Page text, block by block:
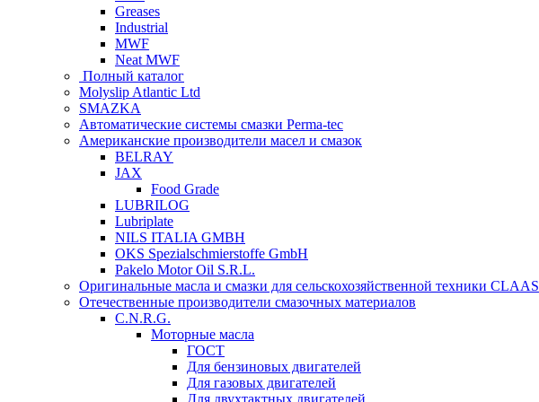
Greases
Industrial
MWF
Neat MWF
Полный каталог
Molyslip Atlantic Ltd
SMAZKA
Автоматические системы смазки Perma-tec
Американские производители масел и смазок
BELRAY
JAX
Food Grade
LUBRILOG
Lubriplate
NILS ITALIA GMBH
OKS Spezialschmierstoffe GmbH
Pakelo Motor Oil S.R.L.
Оригинальные масла и смазки для сельскохозяйственной техники CLAAS
Отечественные производители смазочных материалов
C.N.R.G.
Моторные масла
ГОСТ
Для бензиновых двигателей
Для газовых двигателей
Для двухтактных двигателей